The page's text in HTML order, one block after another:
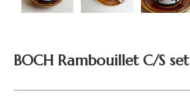
BOCH Rambouillet C/S set